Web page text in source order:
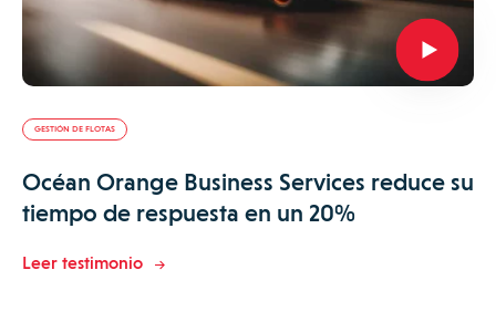
GESTIÓN DE FLOTAS
Océan Orange Business Services reduce su
tiempo de respuesta en un 20%
Leer testimonio